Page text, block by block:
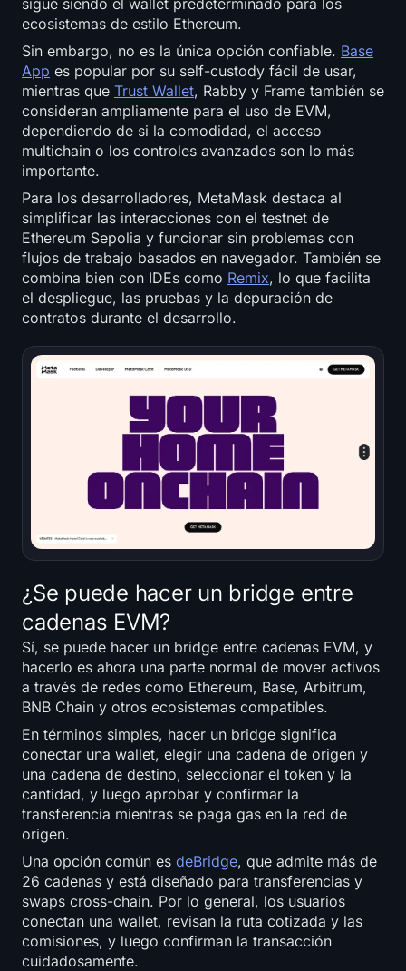
ecosistemas de estilo Ethereum.
Sin embargo, no es la única opción confiable. Base
App es popular por su self-custody fácil de usar,
mientras que Trust Wallet, Rabby y Frame también se
consideran ampliamente para el uso de EVM,
dependiendo de si la comodidad, el acceso
multichain o los controles avanzados son lo más
importante.
Para los desarrolladores, MetaMask destaca al
simplificar las interacciones con el testnet de
Ethereum Sepolia y funcionar sin problemas con
flujos de trabajo basados en navegador. También se
combina bien con IDEs como Remix, lo que facilita
el despliegue, las pruebas y la depuración de
contratos durante el desarrollo.
¿Se puede hacer un bridge entre
cadenas EVM?
Sí, se puede hacer un bridge entre cadenas EVM, y
hacerlo es ahora una parte normal de mover activos
a través de redes como Ethereum, Base, Arbitrum,
BNB Chain y otros ecosistemas compatibles.
En términos simples, hacer un bridge significa
conectar una wallet, elegir una cadena de origen y
una cadena de destino, seleccionar el token y la
cantidad, y luego aprobar y confirmar la
transferencia mientras se paga gas en la red de
origen.
Una opción común es deBridge, que admite más de
26 cadenas y está diseñado para transferencias y
swaps cross-chain. Por lo general, los usuarios
conectan una wallet, revisan la ruta cotizada y las
comisiones, y luego confirman la transacción
cuidadosamente.